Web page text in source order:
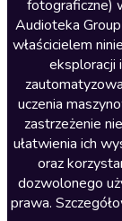
Nauka języków
Nauki
Podcasty i audycje
Polityka
Prasa
Religia
Romans
fotograficzne)
Audioteka
właścicielem
eksploracji
uczenia
zastrzeżenie
ułatwienia ich
oraz
dozwolonego
prawa.